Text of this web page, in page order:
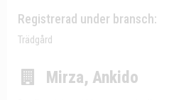
Registrerad under bransch:
Trädgård
Mirza, Ankido